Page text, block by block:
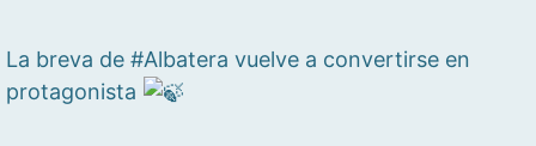
La breva de #Albatera vuelve a convertirse en
protagonista